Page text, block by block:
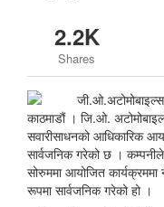
2.2K
Shares
काठमाडौं । जि.ओ.
सवारीसाधनको आधिकारिक
सार्वजनिक गरेको छ । कम्पनीले
सोरुममा आयोजित
रूपमा सार्वजनिक गरेको हो ।